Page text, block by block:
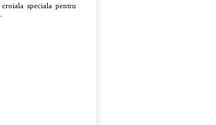
speciala pentru